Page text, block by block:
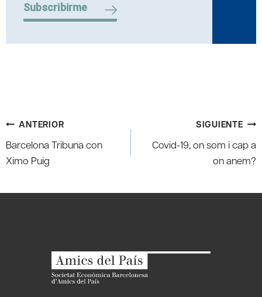
Subscribirme
Navegación
de
entradas
ANTERIOR
Barcelona Tribuna con
Ximo Puig
SIGUIENTE
Covid-19, on som i cap a
on anem?